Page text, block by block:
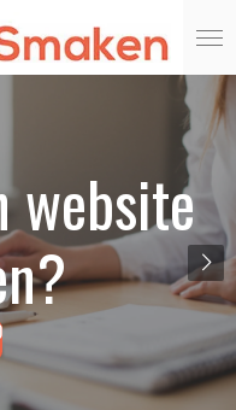
website
laten